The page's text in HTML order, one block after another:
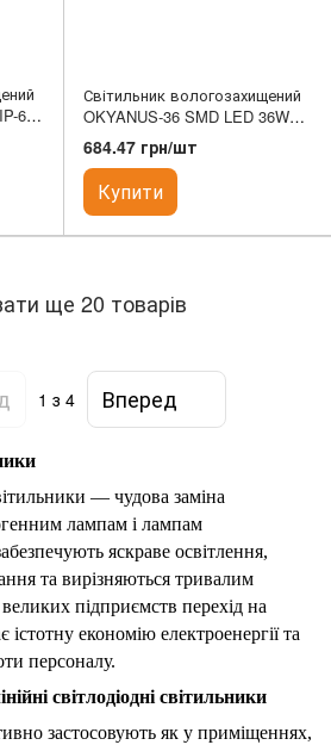
65
Світильник вологозахищений
OKYANUS-36 SMD LED 36W
6400K 2880Lm 632*118.4/10
HOROZ
684.47 грн/шт
Купити
ще 20 товарів
1 з 4 Вперед
— чудова заміна
лампам і лампам
яскраве освітлення,
та вирізняються тривалим
підприємств перехід на
істотну економію електроенергії та
персоналу.
світлодіодні світильники
застосовують як у приміщеннях,